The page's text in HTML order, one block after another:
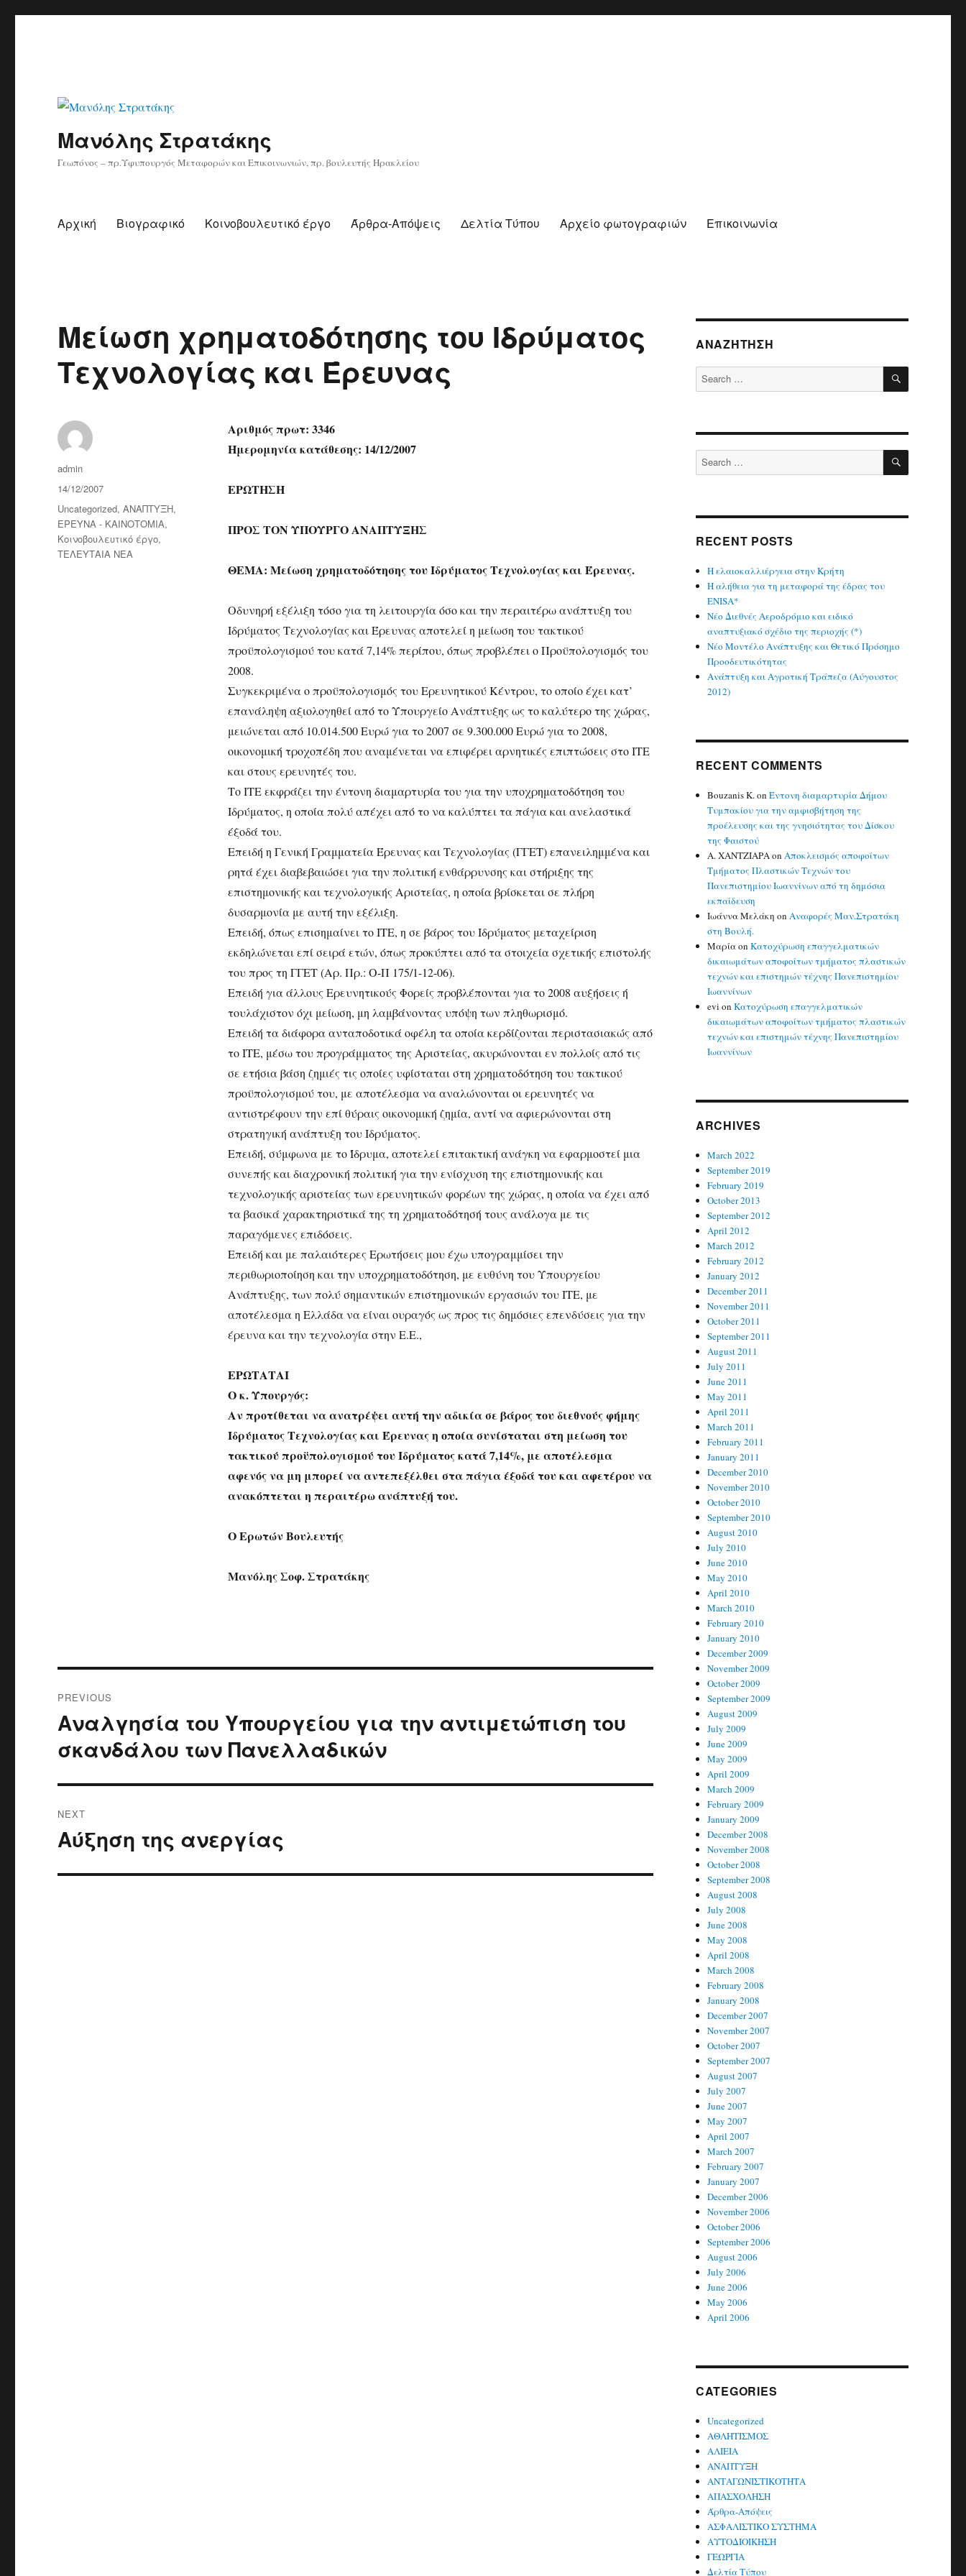
Μανόλης Στρατάκης
Γεωπόνος – πρ.Υφυπουργός Μεταφορών και Επικοινωνιών, πρ. βουλευτής Ηρακλείου
Αρχική Βιογραφικό Κοινοβουλευτικό έργο Άρθρα-Απόψεις Δελτία Τύπου Αρχείο φωτογραφιών Επικοινωνία
Μείωση χρηματοδότησης του Ιδρύματος
Τεχνολογίας και Έρευνας
Αριθμός πρωτ: 3346
Ημερομηνία κατάθεσης: 14/12/2007
ΕΡΩΤΗΣΗ
ΠΡΟΣ ΤOΝ ΥΠΟΥΡΓΟ ΑΝΑΠΤΥΞΗΣ
ΘΕΜΑ: Μείωση χρηματοδότησης του Ιδρύματος Τεχνολογίας και Έρευνας.
Οδυνηρή εξέλιξη τόσο για τη λειτουργία όσο και την περαιτέρω ανάπτυξη του
Ιδρύματος Τεχνολογίας και Έρευνας αποτελεί η μείωση του τακτικού
προϋπολογισμού του κατά 7,14% περίπου, όπως προβλέπει ο Προϋπολογισμός του
2008.
Συγκεκριμένα ο προϋπολογισμός του Ερευνητικού Κέντρου, το οποίο έχει κατ’
επανάληψη αξιολογηθεί από το Υπουργείο Ανάπτυξης ως το καλύτερο της χώρας,
μειώνεται από 10.014.500 Ευρώ για το 2007 σε 9.300.000 Ευρώ για το 2008,
οικονομική τροχοπέδη που αναμένεται να επιφέρει αρνητικές επιπτώσεις στο ΙΤΕ
και στους ερευνητές του.
Το ΙΤΕ εκφράζει την έντονη διαμαρτυρία του για την υποχρηματοδότηση του
Ιδρύματος, η οποία πολύ απέχει από το να καλύπτει τα πάγια και ανελαστικά
έξοδά του.
Επειδή η Γενική Γραμματεία Έρευνας και Τεχνολογίας (ΓΓΕΤ) επανειλημμένα και
ρητά έχει διαβεβαιώσει για την πολιτική ενθάρρυνσης και στήριξης της
επιστημονικής και τεχνολογικής Αριστείας, η οποία βρίσκεται σε πλήρη
δυσαρμονία με αυτή την εξέλιξη.
Επειδή, όπως επισημαίνει το ΙΤΕ, η σε βάρος του Ιδρύματος μεταχείριση
εκδηλώνεται επί σειρά ετών, όπως προκύπτει από τα στοιχεία σχετικής επιστολής
του προς τη ΓΓΕΤ (Αρ. Πρ.: Ο-Π 175/1-12-06).
Επειδή για άλλους Ερευνητικούς Φορείς προβλέπονται για το 2008 αυξήσεις ή
τουλάχιστον όχι μείωση, μη λαμβάνοντας υπόψη των πληθωρισμό.
Επειδή τα διάφορα ανταποδοτικά οφέλη τα οποία κερδίζονται περιστασιακώς από
το ΙΤΕ, μέσω του προγράμματος της Αριστείας, ακυρώνονται εν πολλοίς από τις
σε ετήσια βάση ζημιές τις οποίες υφίσταται στη χρηματοδότηση του τακτικού
προϋπολογισμού του, με αποτέλεσμα να αναλώνονται οι ερευνητές να
αντιστρέφουν την επί θύραις οικονομική ζημία, αντί να αφιερώνονται στη
στρατηγική ανάπτυξη του Ιδρύματος.
Επειδή, σύμφωνα με το Ίδρυμα, αποτελεί επιτακτική ανάγκη να εφαρμοστεί μια
συνεπής και διαχρονική πολιτική για την ενίσχυση της επιστημονικής και
τεχνολογικής αριστείας των ερευνητικών φορέων της χώρας, η οποία να έχει από
τα βασικά χαρακτηριστικά της τη χρηματοδότησή τους ανάλογα με τις
παραγόμενες επιδόσεις.
Επειδή και με παλαιότερες Ερωτήσεις μου έχω υπογραμμίσει την
περιθωριοποίηση και την υποχρηματοδότηση, με ευθύνη του Υπουργείου
Ανάπτυξης, των πολύ σημαντικών επιστημονικών εργασιών του ΙΤΕ, με
αποτέλεσμα η Ελλάδα να είναι ουραγός ως προς τις δημόσιες επενδύσεις για την
έρευνα και την τεχνολογία στην Ε.Ε.,
ΕΡΩΤΑΤΑΙ
Ο κ. Υπουργός:
Αν προτίθεται να ανατρέψει αυτή την αδικία σε βάρος του διεθνούς φήμης
Ιδρύματος Τεχνολογίας και Έρευνας η οποία συνίσταται στη μείωση του
τακτικού προϋπολογισμού του Ιδρύματος κατά 7,14%, με αποτέλεσμα
αφενός να μη μπορεί να αντεπεξέλθει στα πάγια έξοδά του και αφετέρου να
ανακόπτεται η περαιτέρω ανάπτυξή του.
Ο Ερωτών Βουλευτής
Μανόλης Σοφ. Στρατάκης
Author
admin
Posted
on
14/12/2007
Categories
Uncategorized,ΑΝΑΠΤΥΞΗ,
ΕΡΕΥΝΑ - ΚΑΙΝΟΤΟΜΙΑ,
Κοινοβουλευτικό έργο,
ΤΕΛΕΥΤΑΙΑ ΝΕΑ
navigation
PREVIOUS
Previous
Αναλγησία του Υπουργείου για την αντιμετώπιση του
σκανδάλου των Πανελλαδικών
NEXT
Next
Αύξηση της ανεργίας
ΑΝΑΖΉΤΗΣΗ
Search
for:
SEARCH
Search
for:
SEARCH
RECENT POSTS
Η ελαιοκαλλιέργεια στην Κρήτη
Η αλήθεια για τη μεταφορά της έδρας του
ENISA*
Νέο Διεθνές Αεροδρόμιο και ειδικό
αναπτυξιακό σχέδιο της περιοχής (*)
Νέο Μοντέλο Ανάπτυξης και Θετικό Πρόσημο
Προοδευτικότητας
Ανάπτυξη και Αγροτική Τράπεζα (Αύγουστος
2012)
RECENT COMMENTS
Bouzanis K.onΈντονη διαμαρτυρία Δήμου
Τυμπακίου για την αμφισβήτηση της
προέλευσης και της γνησιότητας του Δίσκου
της Φαιστού
Α. ΧΑΝΤΖΙΑΡΑonΑποκλεισμός αποφοίτων
Τμήματος Πλαστικών Τεχνών του
Πανεπιστημίου Ιωαννίνων από τη δημόσια
εκπαίδευση
Ιωάννα Μελάκη onΑναφορές Μαν.Στρατάκη
στη Βουλή.
ΜαρίαonΚατοχύρωση επαγγελματικών
δικαιωμάτων αποφοίτων τμήματος πλαστικών
τεχνών και επιστημών τέχνης Πανεπιστημίου
Ιωαννίνων
evi onΚατοχύρωση επαγγελματικών
δικαιωμάτων αποφοίτων τμήματος πλαστικών
τεχνών και επιστημών τέχνης Πανεπιστημίου
Ιωαννίνων
ARCHIVES
March 2022
September 2019
February 2019
October 2013
September 2012
April 2012
March 2012
February 2012
January 2012
December 2011
November 2011
October 2011
September 2011
August 2011
July 2011
June 2011
May 2011
April 2011
March 2011
February 2011
January 2011
December 2010
November 2010
October 2010
September 2010
August 2010
July 2010
June 2010
May 2010
April 2010
March 2010
February 2010
January 2010
December 2009
November 2009
October 2009
September 2009
August 2009
July 2009
June 2009
May 2009
April 2009
March 2009
February 2009
January 2009
December 2008
November 2008
October 2008
September 2008
August 2008
July 2008
June 2008
May 2008
April 2008
March 2008
February 2008
January 2008
December 2007
November 2007
October 2007
September 2007
August 2007
July 2007
June 2007
May 2007
April 2007
March 2007
February 2007
January 2007
December 2006
November 2006
October 2006
September 2006
August 2006
July 2006
June 2006
May 2006
April 2006
CATEGORIES
Uncategorized
ΑΘΛΗΤΙΣΜΟΣ
ΑΛΙΕΙΑ
ΑΝΑΠΤΥΞΗ
ΑΝΤΑΓΩΝΙΣΤΙΚΟΤΗΤΑ
ΑΠΑΣΧΟΛΗΣΗ
Άρθρα-Απόψεις
ΑΣΦΑΛΙΣΤΙΚΟ ΣΥΣΤΗΜΑ
ΑΥΤΟΔΙΟΙΚΗΣΗ
ΓΕΩΡΓΙΑ
Δελτία Τύπου